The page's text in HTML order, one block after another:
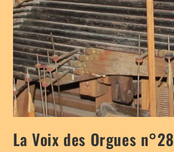
La Voix des Orgues n°28